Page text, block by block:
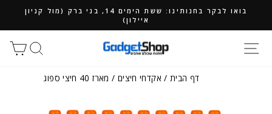
בואו לבקר בחנותינו: ששת הימים 14, בני ברק (מול קניון
איילון)
חיפוש
דף הבית / אקדחי חיצים /מארז 40 חיצי ספוג